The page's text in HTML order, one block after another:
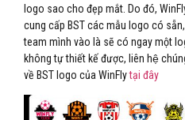
logo sao cho đẹp mắt. Do đó,
cung cấp BST các mẫu logo có
team mình vào là sẽ có ngay một
không tự thiết kế được, liên hệ
về BST logo của WinFlytại đây